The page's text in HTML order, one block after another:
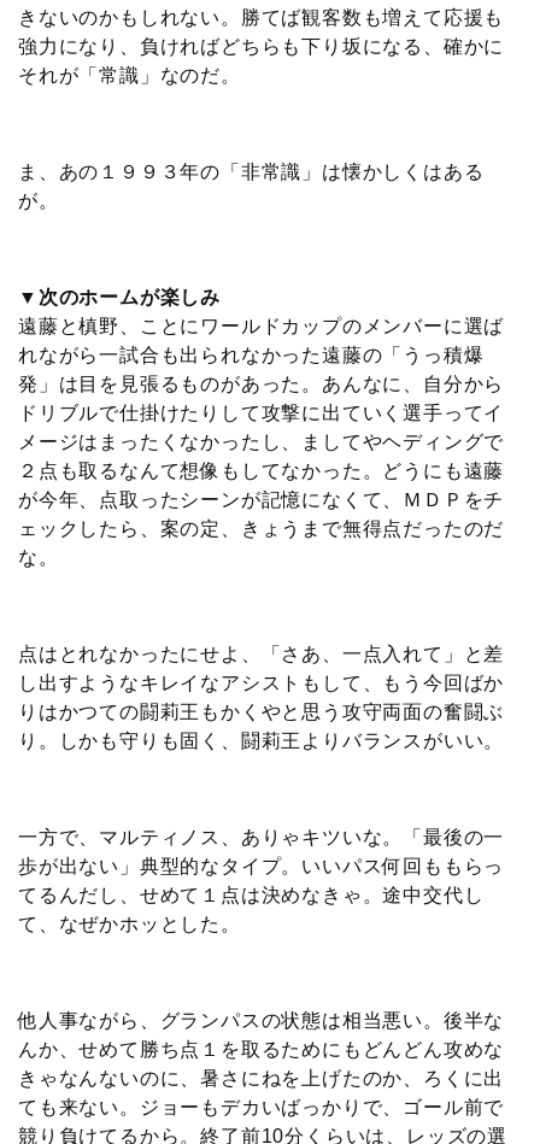
きないのかもしれない。勝てば観客数も増えて応援も
強力になり、負ければどちらも下り坂になる、確かに
それが「常識」なのだ。
ま、あの１９９３年の「非常識」は懐かしくはある
が。
▼次のホームが楽しみ
遠藤と槙野、ことにワールドカップのメンバーに選ば
れながら一試合も出られなかった遠藤の「うっ積爆
発」は目を見張るものがあった。あんなに、自分から
ドリブルで仕掛けたりして攻撃に出ていく選手ってイ
メージはまったくなかったし、ましてやヘディングで
２点も取るなんて想像もしてなかった。どうにも遠藤
が今年、点取ったシーンが記憶になくて、ＭＤＰをチ
ェックしたら、案の定、きょうまで無得点だったのだ
な。
点はとれなかったにせよ、「さあ、一点入れて」と差
し出すようなキレイなアシストもして、もう今回ばか
りはかつての闘莉王もかくやと思う攻守両面の奮闘ぶ
り。しかも守りも固く、闘莉王よりバランスがいい。
一方で、マルティノス、ありゃキツいな。「最後の一
歩が出ない」典型的なタイプ。いいパス何回ももらっ
てるんだし、せめて１点は決めなきゃ。途中交代し
て、なぜかホッとした。
他人事ながら、グランパスの状態は相当悪い。後半な
んか、せめて勝ち点１を取るためにもどんどん攻めな
きゃなんないのに、暑さにねを上げたのか、ろくに出
ても来ない。ジョーもデカいばっかりで、ゴール前で
競り負けてるから。終了前10分くらいは、レッズの選